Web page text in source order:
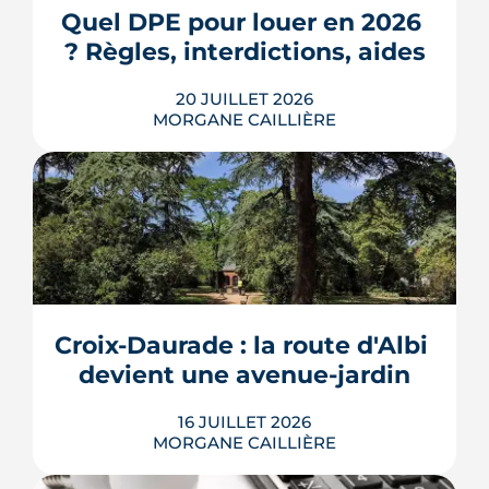
3e ville de Haute-Garonne.
LIRE L'ARTICLE
Quel DPE pour louer en 2026
? Règles, interdictions, aides
20 JUILLET 2026
MORGANE CAILLIÈRE
En 2026, un logement doit être classé
au moins F au DPE pour être loué en
métropole, et la barre montera à E en
2028. Le nouveau mode de calcul
reclasse des centaines de milliers de
au Sénat pourrait assouplir les règles.
Calendrier, sanctions, obliga...
Croix-Daurade : la route d'Albi
devient une avenue-jardin
16 JUILLET 2026
MORGANE CAILLIÈRE